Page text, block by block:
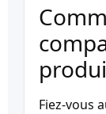
Fiez-vous